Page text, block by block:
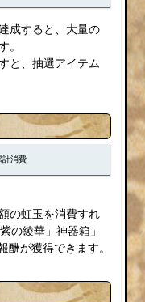
成すると、大量の
。
と、抽選アイテム
計消費
の虹玉を消費すれ
の綾華」神器箱」
酬が獲得できます。